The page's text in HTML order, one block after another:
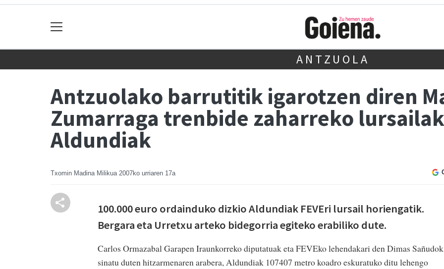
ANTZUOLA
Antzuolako barrutitik igarotzen diren
Zumarraga trenbide zaharreko
Aldundiak
Txomin Madina Milikua 2007ko urriaren 17a
100.000 euro ordainduko dizkio Aldundiak FEVEri lursail horiengatik.
Bergara eta Urretxu arteko bidegorria egiteko erabiliko dute.
Carlos Ormazabal Garapen Iraunkorreko diputatuak eta FEVEko lehendakari den Dimas Sañudok
sinatu duten hitzarmenaren arabera, Aldundiak 107407 metro koadro eskuratuko ditu lehengo